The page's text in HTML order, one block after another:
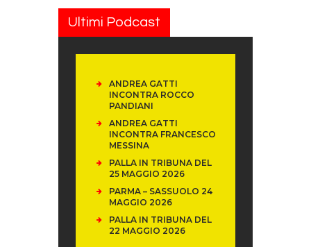
Ultimi Podcast
ANDREA GATTI
INCONTRA ROCCO
PANDIANI
ANDREA GATTI
INCONTRA FRANCESCO
MESSINA
PALLA IN TRIBUNA DEL
25 MAGGIO 2026
PARMA – SASSUOLO 24
MAGGIO 2026
PALLA IN TRIBUNA DEL
22 MAGGIO 2026